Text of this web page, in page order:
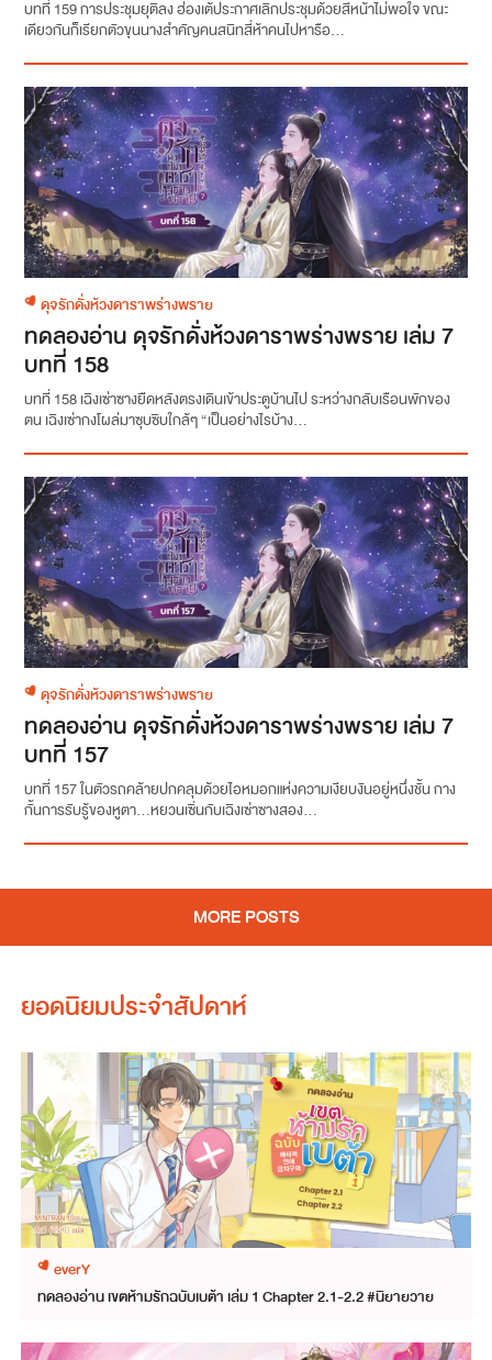
บทที่ 159 การประชุมยุติลง ฮ่องเต้ประกาศเลิกประชุมด้วยสีหน้าไม่พอใจ ขณะ
เดียวกันก็เรียกตัวขุนนางสำคัญคนสนิทสี่ห้าคนไปหารือ...
ดุจรักดั่งห้วงดาราพร่างพราย
ทดลองอ่าน ดุจรักดั่งห้วงดาราพร่างพราย เล่ม 7
บทที่ 158
บทที่ 158 เฉิงเซ่าซางยืดหลังตรงเดินเข้าประตูบ้านไป ระหว่างกลับเรือนพักของ
ตน เฉิงเซ่ากงโผล่มาซุบซิบใกล้ๆ “เป็นอย่างไรบ้าง...
ดุจรักดั่งห้วงดาราพร่างพราย
ทดลองอ่าน ดุจรักดั่งห้วงดาราพร่างพราย เล่ม 7
บทที่ 157
บทที่ 157 ในตัวรถคล้ายปกคลุมด้วยไอหมอกแห่งความเงียบงันอยู่หนึ่งชั้น กาง
กั้นการรับรู้ของหูตา...หยวนเซิ่นกับเฉิงเซ่าซางสอง...
MORE POSTS
ยอดนิยมประจำสัปดาห์
everY
ทดลองอ่าน เขตห้ามรักฉบับเบต้า เล่ม 1 Chapter 2.1-2.2 #นิยายวาย